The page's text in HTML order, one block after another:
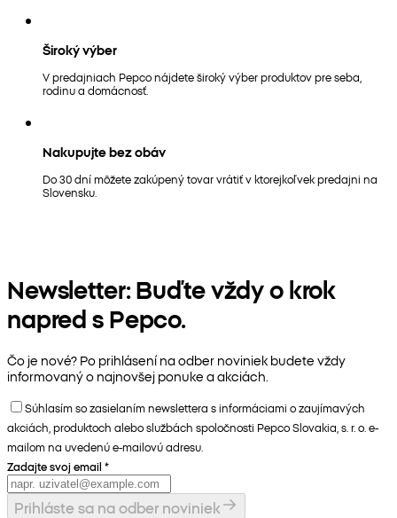
Široký výber
V predajniach Pepco nájdete široký výber produktov pre seba,
rodinu a domácnosť.
Nakupujte bez obáv
Do 30 dní môžete zakúpený tovar vrátiť v ktorejkoľvek predajni na
Slovensku.
Newsletter: Buďte vždy o krok
napred s Pepco.
Čo je nové? Po prihlásení na odber noviniek budete vždy
informovaný o najnovšej ponuke a akciách.
Súhlasím so zasielaním newslettera s informáciami o zaujímavých
akciách, produktoch alebo službách spoločnosti Pepco Slovakia, s. r. o. e-
mailom na uvedenú e-mailovú adresu.
Zadajte svoj email *
Prihláste sa na odber noviniek